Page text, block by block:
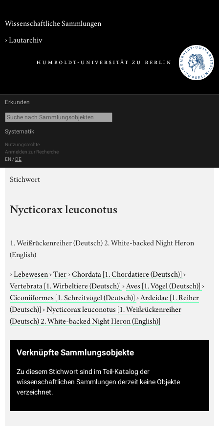
Wissenschaftliche Sammlungen
›Lautarchiv
Erkunden
Systematik
Nutzungsrechte
Anmelden zur Recherche
EN / DE
Stichwort
Nycticorax leuconotus
1. Weißrückenreiher (Deutsch) 2. White-backed Night Heron
(English)
›Lebewesen›Tier›Chordata [1. Chordatiere (Deutsch)]›
Vertebrata [1. Wirbeltiere (Deutsch)]›Aves [1. Vögel (Deutsch)]›
Ciconiiformes [1. Schreitvögel (Deutsch)]›Ardeidae [1. Reiher
(Deutsch)]›Nycticorax leuconotus [1. Weißrückenreiher
(Deutsch) 2. White-backed Night Heron (English)]
Verknüpfte Sammlungsobjekte
Zu diesem Stichwort sind im Teil-Katalog der
wissenschaftlichen Sammlungen derzeit keine Objekte
verzeichnet.